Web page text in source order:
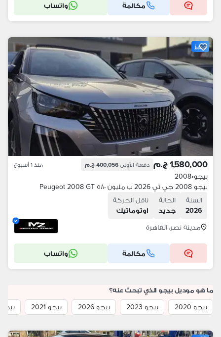
مكالمة واتساب
مميز
1,580,000 ج.م دفعة الأولى 400,056 ج.م منذ 1 أسبوع
بيجو•
2008
بيجو 2008 جي تي 2026 ب مليون ٥٨٠ Peugeot 2008 GT
السنة
2026
الحالة
جديد
ناقل الحركة
اوتوماتيك
مدينة نصر، القاهرة
مكالمة واتساب
ما هو موديل بيجو الذي تبحث عنه؟
بيجو 2020
بيجو 2023 بيجو 2026 بيجو 2021 بيجو